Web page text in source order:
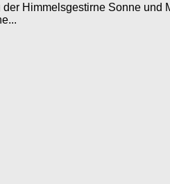
Himmelsgestirne Sonne